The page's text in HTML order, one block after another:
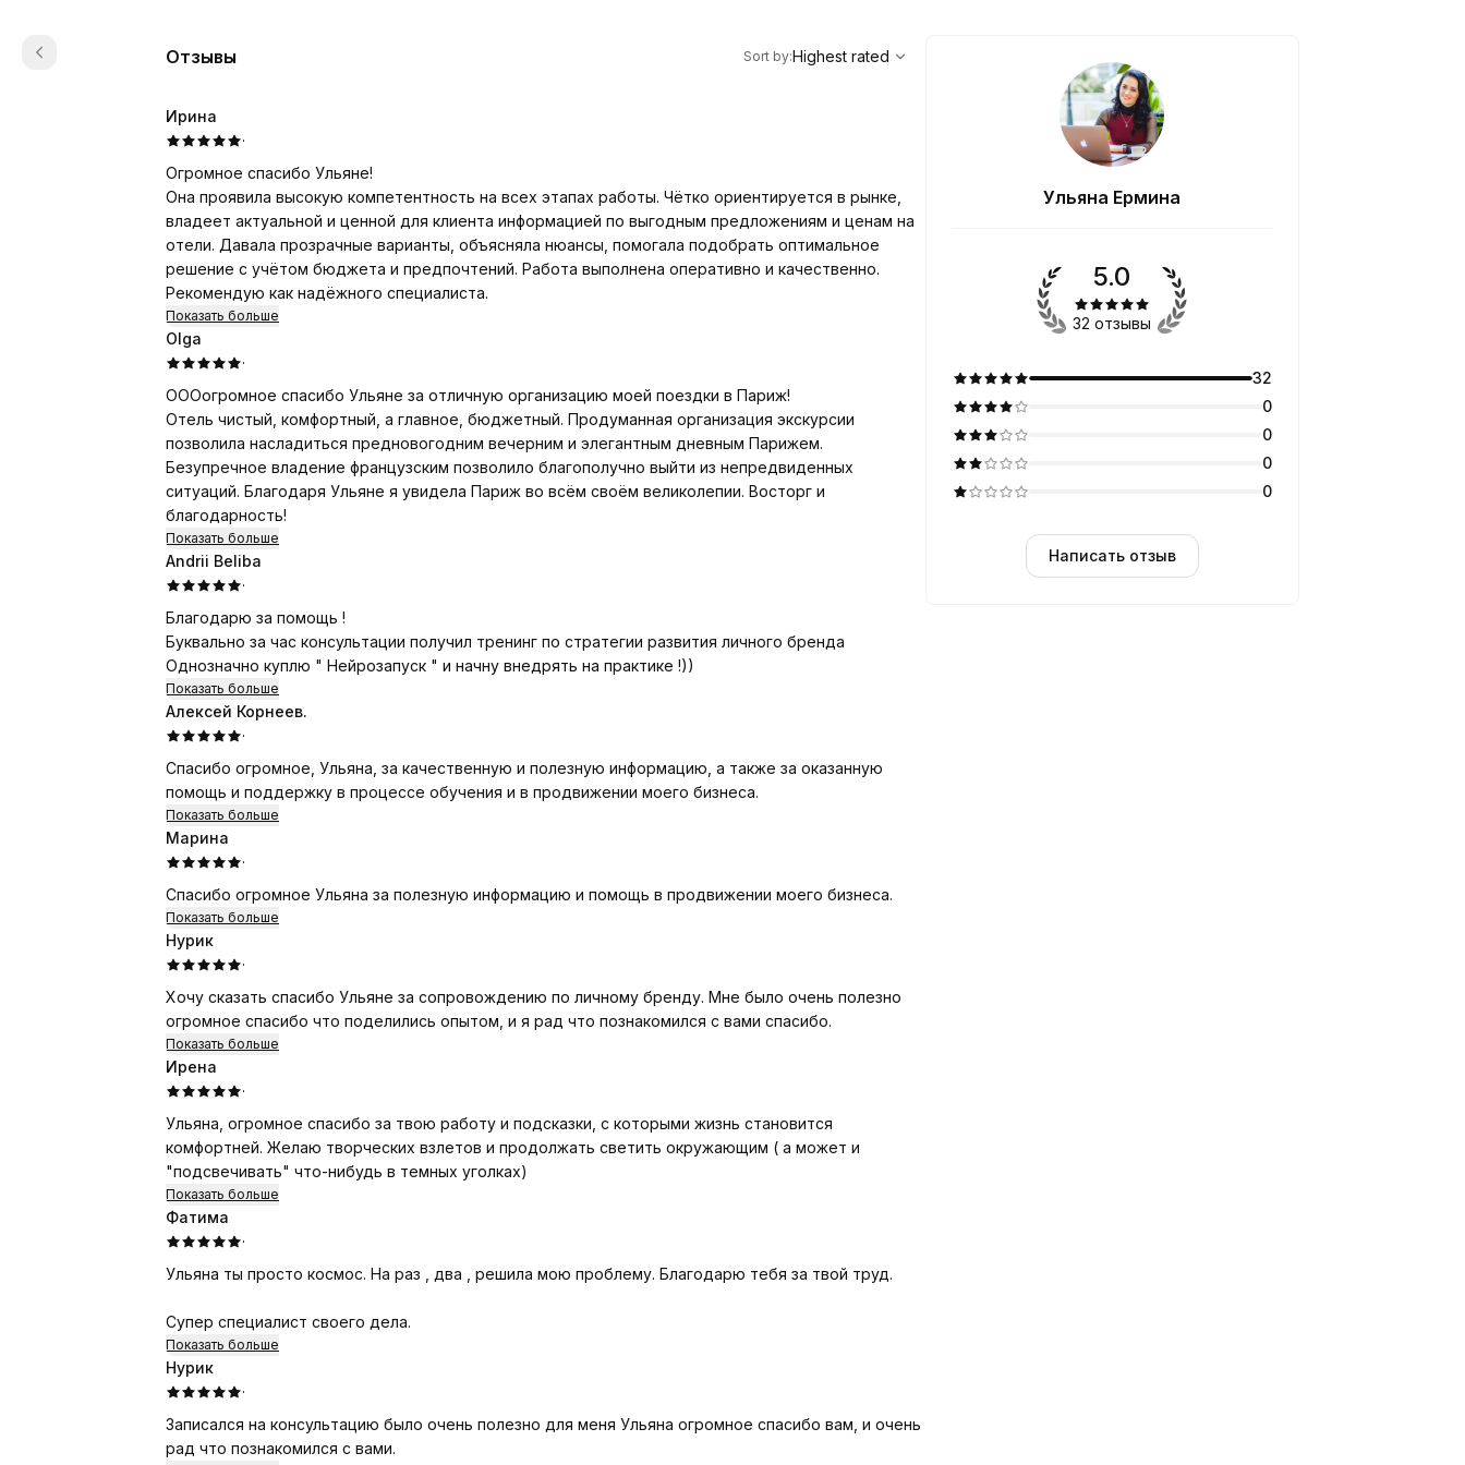
Отзывы
Highest rated
Sort by:Highest rated
Ирина
·
Огромное спасибо Ульяне!
Она проявила высокую компетентность на всех этапах работы. Чётко ориентируется в рынке,
владеет актуальной и ценной для клиента информацией по выгодным предложениям и ценам на
отели. Давала прозрачные варианты, объясняла нюансы, помогала подобрать оптимальное
решение с учётом бюджета и предпочтений. Работа выполнена оперативно и качественно.
Рекомендую как надёжного специалиста.
Показать больше
Olga
·
ОООогромное спасибо Ульяне за отличную организацию моей поездки в Париж!
Отель чистый, комфортный, а главное, бюджетный. Продуманная организация экскурсии
позволила насладиться предновогодним вечерним и элегантным дневным Парижем.
Безупречное владение французским позволило благополучно выйти из непредвиденных
ситуаций. Благодаря Ульяне я увидела Париж во всём своём великолепии. Восторг и
благодарность!
Показать больше
Andrii Beliba
·
Благодарю за помощь !
Буквально за час консультации получил тренинг по стратегии развития личного бренда
Однозначно куплю " Нейрозапуск " и начну внедрять на практике !))
Показать больше
Алексей Корнеев.
·
Спасибо огромное, Ульяна, за качественную и полезную информацию, а также за оказанную
помощь и поддержку в процессе обучения и в продвижении моего бизнеса.
Показать больше
Марина
·
Спасибо огромное Ульяна за полезную информацию и помощь в продвижении моего бизнеса.
Показать больше
Нурик
·
Хочу сказать спасибо Ульяне за сопровождению по личному бренду. Мне было очень полезно
огромное спасибо что поделились опытом, и я рад что познакомился с вами спасибо.
Показать больше
Ирена
·
Ульяна, огромное спасибо за твою работу и подсказки, с которыми жизнь становится
комфортней. Желаю творческих взлетов и продолжать светить окружающим ( а может и
"подсвечивать" что-нибудь в темных уголках)
Показать больше
Фатима
·
Ульяна ты просто космос. На раз , два , решила мою проблему. Благодарю тебя за твой труд.
Супер специалист своего дела.
Показать больше
Нурик
·
Записался на консультацию было очень полезно для меня Ульяна огромное спасибо вам, и очень
рад что познакомился с вами.
Ульяна Ермина
5.0
32 отзывы
32
0
0
0
0
Написать отзыв